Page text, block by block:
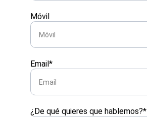
Móvil
Email*
¿De qué quieres que hablemos?*